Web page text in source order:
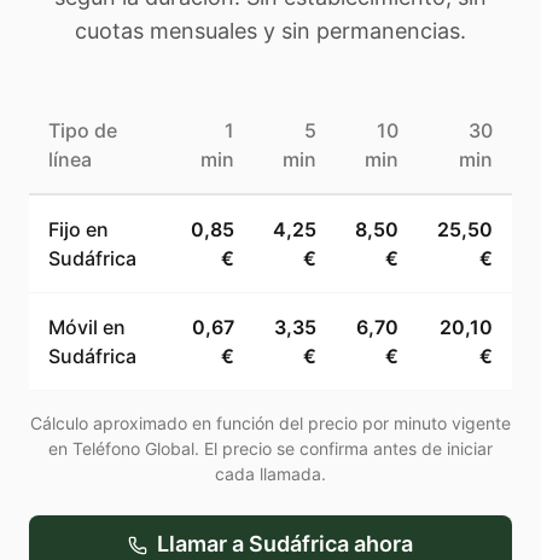
cuotas mensuales y sin permanencias.
Tipo de
línea
1
min
5
min
10
min
30
min
Fijo en
Sudáfrica
0,85
€
4,25
€
8,50
€
25,50
€
Móvil en
Sudáfrica
0,67
€
3,35
€
6,70
€
20,10
€
Cálculo aproximado en función del precio por minuto vigente
en Teléfono Global. El precio se confirma antes de iniciar
cada llamada.
Llamar a Sudáfricaahora